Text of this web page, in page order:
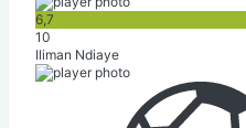
6,7
10
Iliman Ndiaye